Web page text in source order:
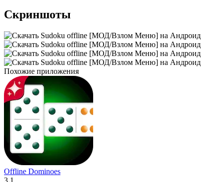
Скриншоты
Похожие приложения
Offline Dominoes
3.1